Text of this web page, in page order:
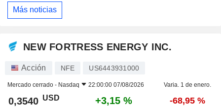
Más noticias
NEW FORTRESS ENERGY INC.
Acción NFE US6443931000
Mercado cerrado - Nasdaq 22:00:00 07/08/2026 Varia. 1 de enero.
0,3540 USD +3,15 % -68,95 %